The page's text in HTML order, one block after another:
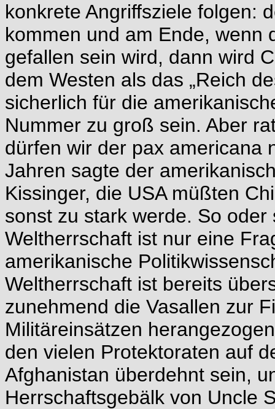
konkrete Angriffsziele folgen:
kommen und am Ende, wenn
gefallen sein wird, dann wird
dem Westen als das „Reich
sicherlich für die
Nummer zu groß sein. Aber
dürfen wir der pax americana
Jahren sagte der
Kissinger, die USA müßten
sonst zu stark werde. So
Weltherrschaft ist nur eine
amerikanische
Weltherrschaft ist bereits
zunehmend die Vasallen zur
Militäreinsätzen
den vielen Protektoraten auf
Afghanistan überdehnt sein,
Herrschaftsgebälk von Uncle